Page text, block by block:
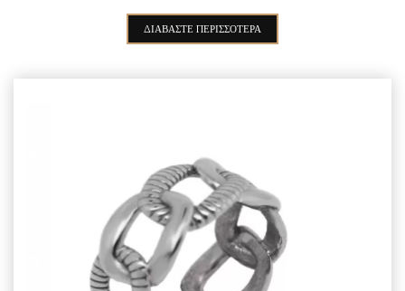
ΔΙΑΒΆΣΤΕ ΠΕΡΙΣΣΌΤΕΡΑ